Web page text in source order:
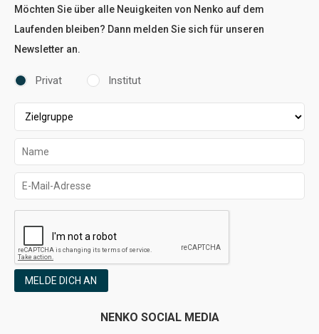
Möchten Sie über alle Neuigkeiten von Nenko auf dem
Laufenden bleiben? Dann melden Sie sich für unseren
Newsletter an.
Privat Institut
MELDE DICH AN
NENKO SOCIAL MEDIA